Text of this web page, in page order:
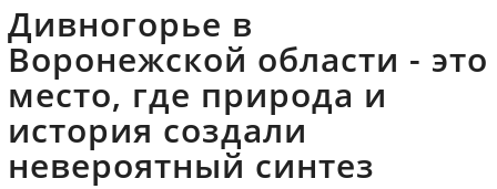
Дивногорье в
Воронежской области - это
место, где природа и
история создали
невероятный синтез